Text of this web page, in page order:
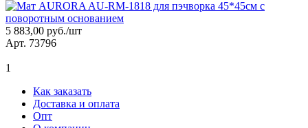
5 883,00 руб./шт
Арт. 73796
1
Как заказать
Доставка и оплата
Опт